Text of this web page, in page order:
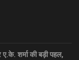
ए.के. शर्मा की बड़ी पहल,